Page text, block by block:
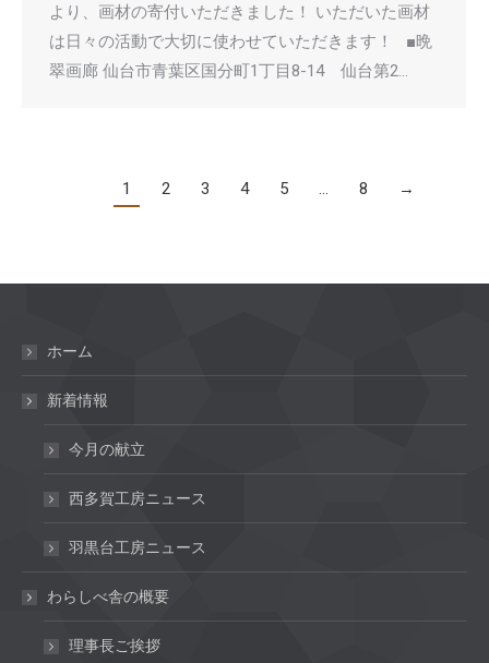
より、画材の寄付いただきました！ いただいた画材
は日々の活動で大切に使わせていただきます！ ■晩
翠画廊 仙台市青葉区国分町1丁目8-14 仙台第2…
1 2 3 4 5 … 8 →
ホーム
新着情報
今月の献立
西多賀工房ニュース
羽黒台工房ニュース
わらしべ舎の概要
理事長ご挨拶